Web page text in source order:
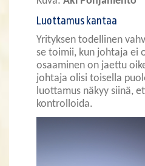
Luottamus kantaa
Yrityksen todellinen
se toimii, kun johtaja ei
osaaminen on jaettu
johtaja olisi toisella
luottamus näkyy siinä,
kontrolloida.